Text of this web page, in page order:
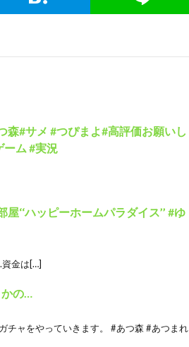
森#サメ #つぴまよ#高評価お願いし
ム #実況
‘‘ハッピーホームパラダイス’’ #ゆ
金は[…]
の…
チャをやっていきます。 #あつ森 #あつまれ